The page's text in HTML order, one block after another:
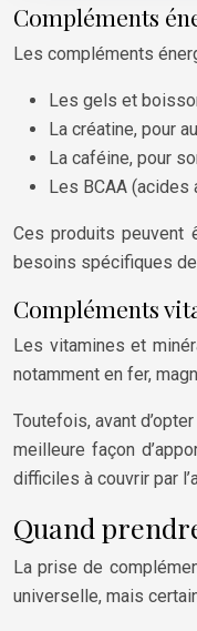
Compléments
Les compléments
Les gels et
La créatine, pour
La caféine, pour
Les BCAA (acides
Ces produits peuvent
besoins spécifiques
Compléments
Les vitamines et
notamment en fer,
Toutefois, avant
meilleure façon
difficiles à couvrir par
Quand
La prise de
universelle, mais